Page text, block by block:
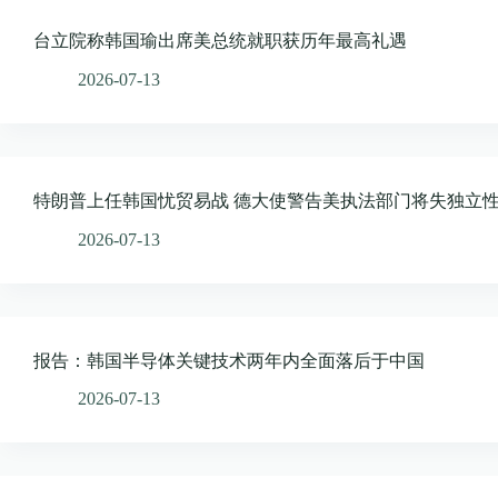
台立院称韩国瑜出席美总统就职获历年最高礼遇
2026-07-13
特朗普上任韩国忧贸易战 德大使警告美执法部门将失独立
2026-07-13
报告：韩国半导体关键技术两年内全面落后于中国
2026-07-13